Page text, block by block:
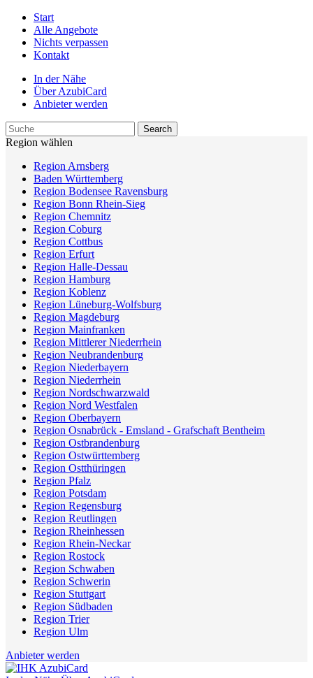
Start
Alle Angebote
Nichts verpassen
Kontakt
In der Nähe
Über AzubiCard
Anbieter werden
Region wählen
Region Arnsberg
Baden Württemberg
Region Bodensee Ravensburg
Region Bonn Rhein-Sieg
Region Chemnitz
Region Coburg
Region Cottbus
Region Erfurt
Region Halle-Dessau
Region Hamburg
Region Koblenz
Region Lüneburg-Wolfsburg
Region Magdeburg
Region Mainfranken
Region Mittlerer Niederrhein
Region Neubrandenburg
Region Niederbayern
Region Niederrhein
Region Nordschwarzwald
Region Nord Westfalen
Region Oberbayern
Region Osnabrück - Emsland - Grafschaft Bentheim
Region Ostbrandenburg
Region Ostwürttemberg
Region Ostthüringen
Region Pfalz
Region Potsdam
Region Regensburg
Region Reutlingen
Region Rheinhessen
Region Rhein-Neckar
Region Rostock
Region Schwaben
Region Schwerin
Region Stuttgart
Region Südbaden
Region Trier
Region Ulm
Anbieter werden